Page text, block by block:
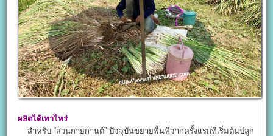
ผลิตได้เทาไหร่
สำหรับ “สวนกายกานต์” ปัจจุบันขยายพื้นที่จากครั้งแรกที่เริ่มต้นปลูก